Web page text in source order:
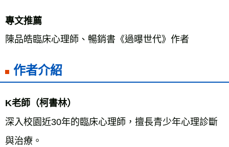
專文推薦
作者介紹
K老師（柯書林）
深入校園近30年的臨床心理師，擅長青少年心理診斷
與治療。